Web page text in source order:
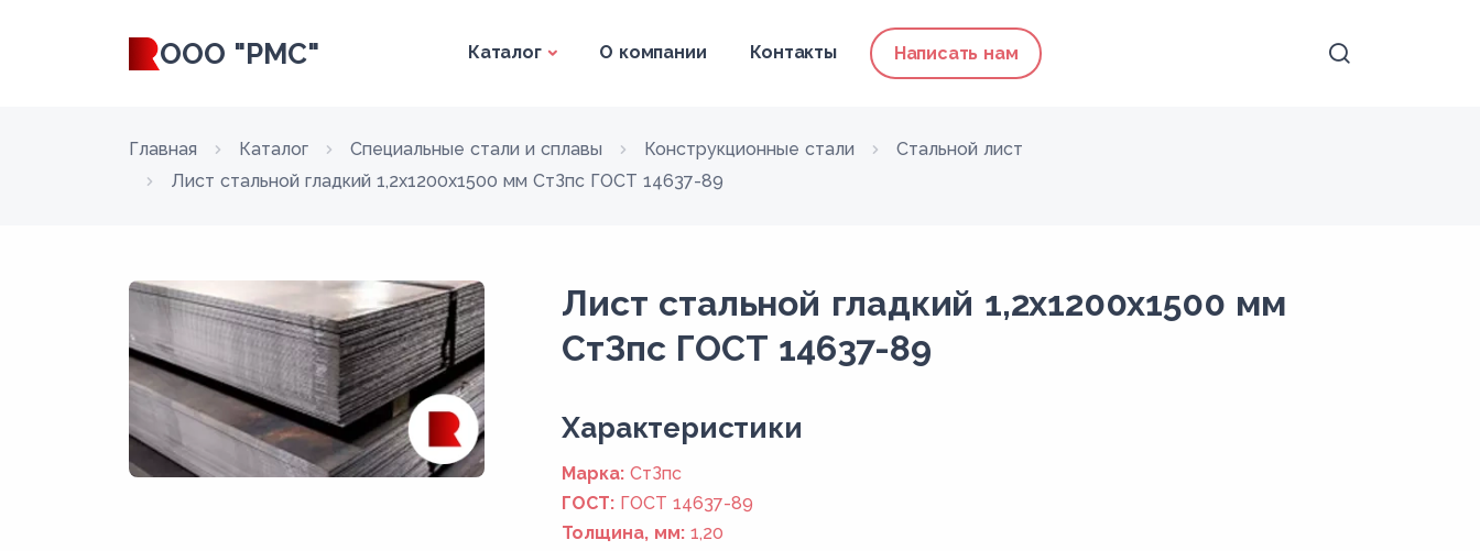
ООО "РМС" Каталог О компании Контакты Написать нам
Главная Каталог Специальные стали и сплавы Конструкционные стали
Стальной лист
Лист стальной гладкий 1,2х1200х1500 мм СтЗпс ГОСТ 14637-89
Лист стальной гладкий 1,2х1200х1500 мм
СтЗпс ГОСТ 14637-89
Xарактеристики
Марка: СтЗпс
ГОСТ: ГОСТ 14637-89
Толщина, мм: 1,20